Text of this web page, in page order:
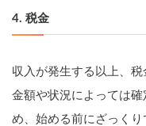
4. 税金
収入が発生する以上、税
金額や状況によっては
め、始める前にざっくり